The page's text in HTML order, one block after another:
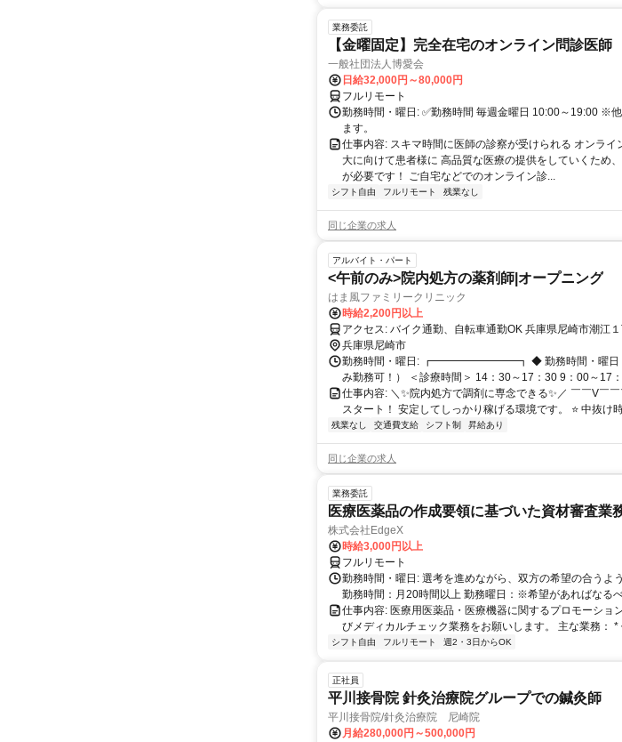
業務委託
【金曜固定】完全在宅のオンライン問診医師
一般社団法人博愛会
日給32,000円～80,000円
フルリモート
勤務時間・曜日: ✅勤務時間 毎週金曜日 10:00～19:00 ※
ます。
仕事内容: スキマ時間に医師の診察が受けられる オンライ
大に向けて患者様に 高品質な医療の提供をしていくため
が必要です！ ご自宅などでのオンライン診...
シフト自由 フルリモート 残業なし
同じ企業の求人
アルバイト・パート
<午前のみ>院内処方の薬剤師|オープニング
はま風ファミリークリニック
時給2,200円以上
兵庫県尼崎市
勤務時間・曜日: ┏━━━━━━━━┓ ◆ 勤務時間・曜
み勤務可！） ＜診療時間＞ 14：30～17：30 9：00～17
仕事内容: ＼✨院内処方で調剤に専念できる✨／ ￣￣V￣
スタート！ 安定してしっかり稼げる環境です。 ⭐ 中抜け
残業なし 交通費支給 シフト制 昇給あり
同じ企業の求人
業務委託
医療医薬品の作成要領に基づいた資材審査業
株式会社EdgeX
時給3,000円以上
フルリモート
勤務時間・曜日: 選考を進めながら、双方の希望の合うよ
勤務時間：月20時間以上 勤務曜日：※希望があればなる
仕事内容: 医療用医薬品・医療機器に関するプロモーショ
びメディカルチェック業務をお願いします。 主な業務：
シフト自由 フルリモート 週2・3日からOK
正社員
平川接骨院 針灸治療院グループでの鍼灸師
平川接骨院/針灸治療院 尼崎院
月給280,000円～500,000円